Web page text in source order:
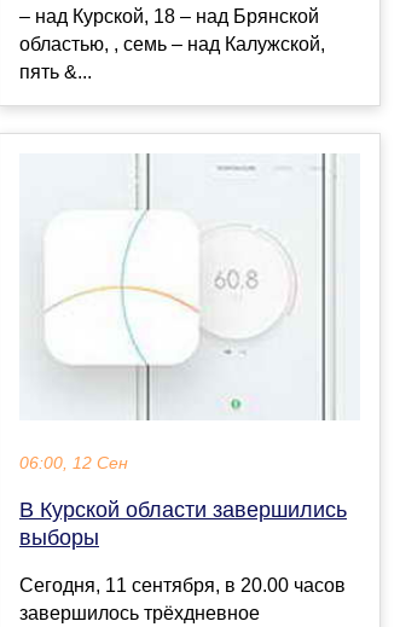
– над Курской, 18 – над Брянской
областью, , семь – над Калужской,
пять &...
06:00, 12 Сен
В Курской области завершились
выборы
Сегодня, 11 сентября, в 20.00 часов
завершилось трёхдневное